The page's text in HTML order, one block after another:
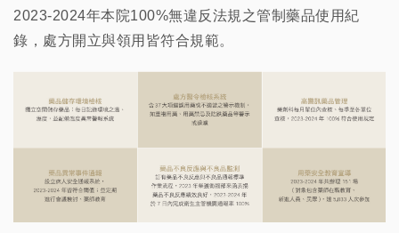
2023-2024年本院100%無違反法規之管制藥品使用紀
錄，處方開立與領用皆符合規範。